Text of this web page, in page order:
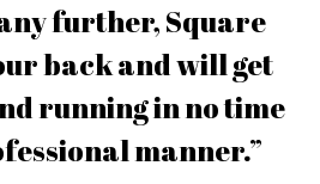
further, Square
back and will get
running in no time
manner.”